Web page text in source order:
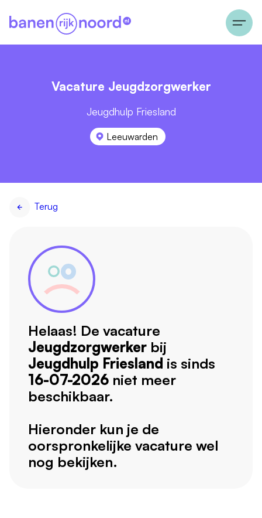
Vacature Jeugdzorgwerker
Jeugdhulp Friesland
Leeuwarden
Terug
Helaas! De vacature
Jeugdzorgwerker bij
Jeugdhulp Friesland is sinds
16-07-2026 niet meer
beschikbaar.
Hieronder kun je de
oorspronkelijke vacature wel
nog bekijken.